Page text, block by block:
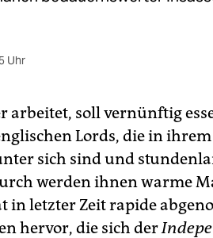
Uhr
arbeitet, soll vernünftig
Lords, die in
sich sind und
werden ihnen warme
in letzter Zeit rapide
hervor, die sich der